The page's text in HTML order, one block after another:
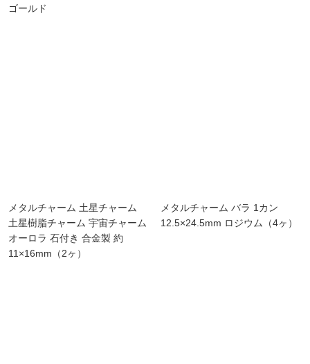
ゴールド
メタルチャーム 土星チャーム
土星樹脂チャーム 宇宙チャーム
オーロラ 石付き 合金製 約
11×16mm（2ヶ）
メタルチャーム バラ 1カン
12.5×24.5mm ロジウム（4ヶ）